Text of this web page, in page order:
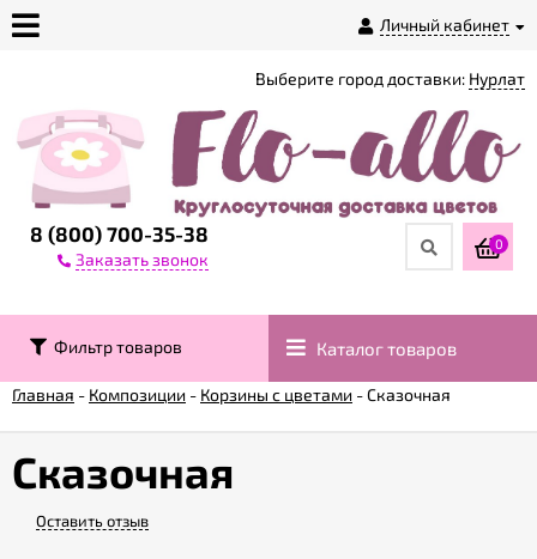
Личный кабинет
магазине
Доставка
Контакты
Гарантии
8 (800) 700-35-38
Заказать звонок
Выберите город доставки: Нурлат
0
Фильтр товаров Каталог товаров
Главная - Композиции - Корзины с цветами -Сказочная
Сказочная
Оставить отзыв